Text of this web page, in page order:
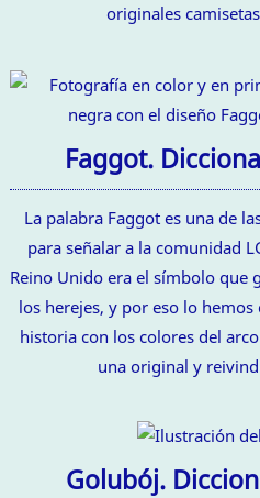
originales
Faggot.
La palabra Faggot es una de
para señalar a la comunidad
Reino Unido era el símbolo que
los herejes, y por eso lo
historia con los colores del
una original y
Golubój.